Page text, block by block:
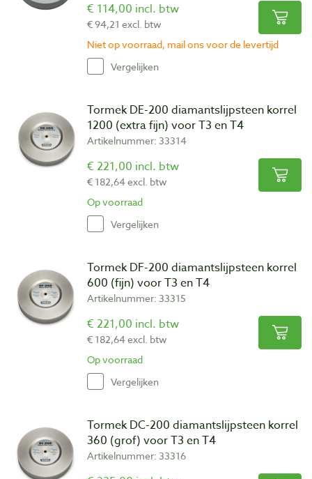
€ 114,00 incl. btw
€ 94,21 excl. btw
Niet op voorraad, mail ons voor de levertijd
Vergelijken
Tormek DE-200 diamantslijpsteen korrel
1200 (extra fijn) voor T3 en T4
Artikelnummer: 33314
€ 221,00 incl. btw
€ 182,64 excl. btw
Op voorraad
Vergelijken
Tormek DF-200 diamantslijpsteen korrel
600 (fijn) voor T3 en T4
Artikelnummer: 33315
€ 221,00 incl. btw
€ 182,64 excl. btw
Op voorraad
Vergelijken
Tormek DC-200 diamantslijpsteen korrel
360 (grof) voor T3 en T4
Artikelnummer: 33316